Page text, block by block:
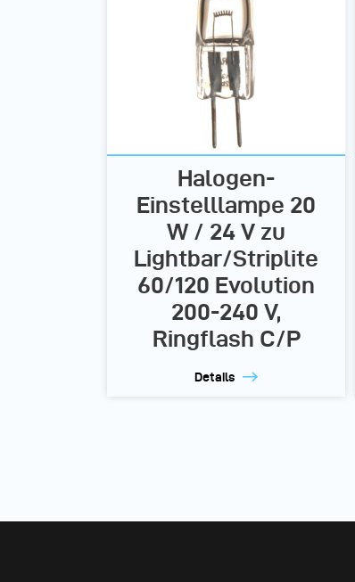
Halogen-
Einstelllampe 20
W / 24 V zu
Lightbar/Striplite
60/120 Evolution
200-240 V,
Ringflash C/P
Details